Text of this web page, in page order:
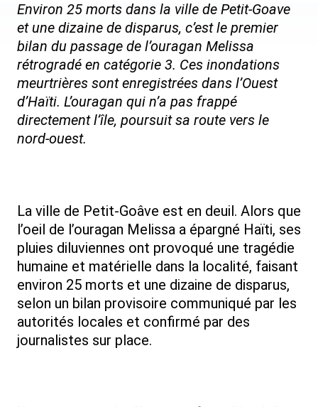
Environ 25 morts dans la ville de Petit-Goave
et une dizaine de disparus, c’est le premier
bilan du passage de l’ouragan Melissa
rétrogradé en catégorie 3. Ces inondations
meurtrières sont enregistrées dans l’Ouest
d’Haïti. L’ouragan qui n’a pas frappé
directement l’île, poursuit sa route vers le
nord-ouest.
La ville de Petit-Goâve est en deuil. Alors que
l’oeil de l’ouragan Melissa a épargné Haïti, ses
pluies diluviennes ont provoqué une tragédie
humaine et matérielle dans la localité, faisant
environ 25 morts et une dizaine de disparus,
selon un bilan provisoire communiqué par les
autorités locales et confirmé par des
journalistes sur place.